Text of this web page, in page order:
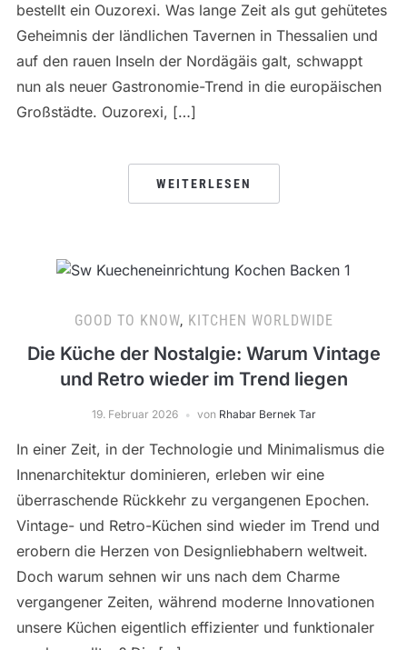
bestellt ein Ouzorexi. Was lange Zeit als gut gehütetes
Geheimnis der ländlichen Tavernen in Thessalien und
auf den rauen Inseln der Nordägäis galt, schwappt
nun als neuer Gastronomie-Trend in die europäischen
Großstädte. Ouzorexi, […]
WEITERLESEN
GOOD TO KNOW, KITCHEN WORLDWIDE
Die Küche der Nostalgie: Warum Vintage
und Retro wieder im Trend liegen
19. Februar 2026 von Rhabar Bernek Tar
In einer Zeit, in der Technologie und Minimalismus die
Innenarchitektur dominieren, erleben wir eine
überraschende Rückkehr zu vergangenen Epochen.
Vintage- und Retro-Küchen sind wieder im Trend und
erobern die Herzen von Designliebhabern weltweit.
Doch warum sehnen wir uns nach dem Charme
vergangener Zeiten, während moderne Innovationen
unsere Küchen eigentlich effizienter und funktionaler